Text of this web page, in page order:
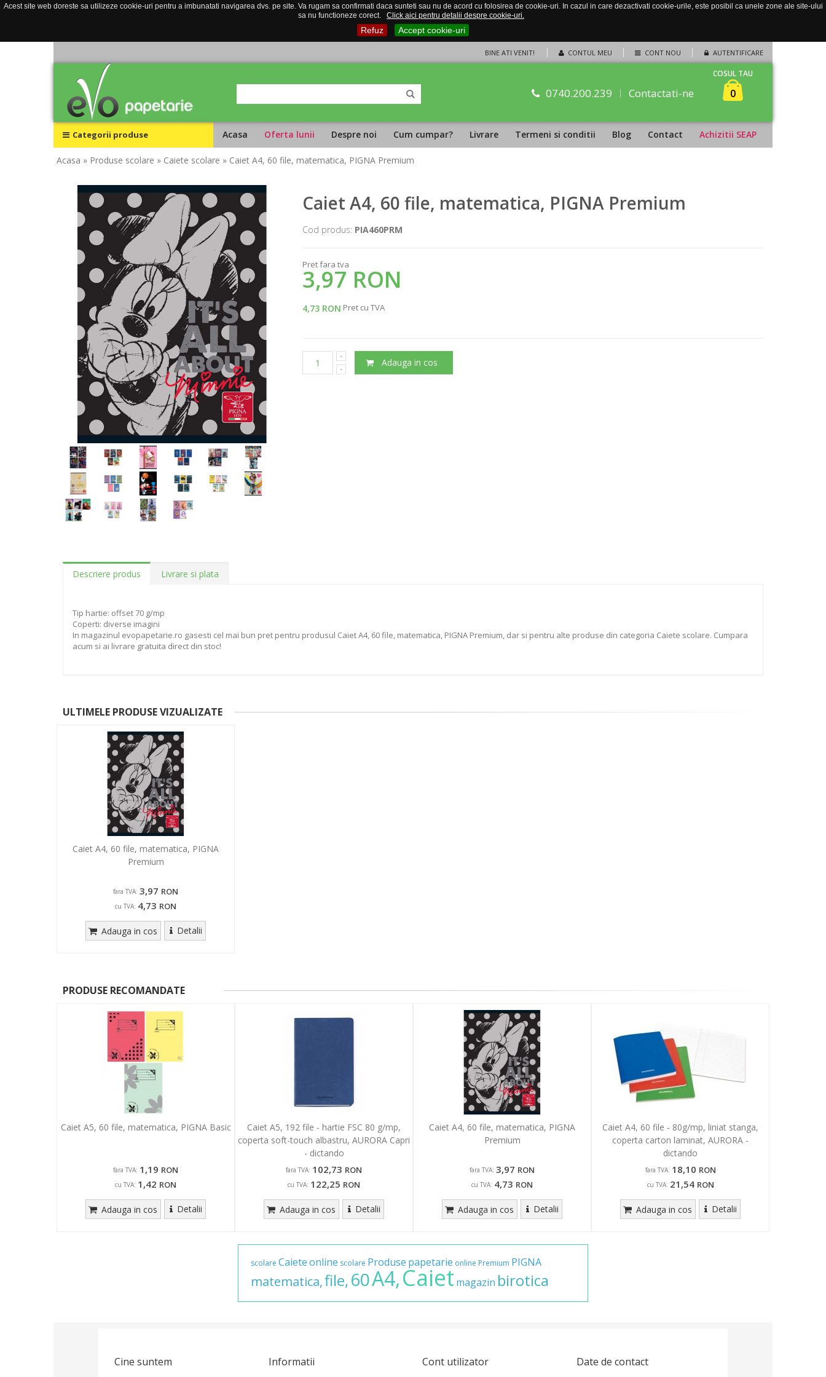
Acest site web doreste sa utilizeze cookie-uri pentru a imbunatati navigarea dvs. pe site. Va rugam sa confirmati daca sunteti sau nu de acord cu folosirea de cookie-uri. In cazul in care dezactivati cookie-urile, este posibil ca unele zone ale site-ului
sa nu functioneze corect.
Click aici pentru detalii despre cookie-uri.
Refuz Accept cookie-uri
CONTUL MEU CONT NOU AUTENTIFICARE
BINE ATI VENIT!
0740.200.239 Contactati-ne
COSUL TAU
0
Categorii produse Acasa Oferta lunii Despre noi Cum cumpar? Livrare Termeni si conditii Blog Contact Achizitii SEAP
Acasa » Produse scolare » Caiete scolare » Caiet A4, 60 file, matematica, PIGNA Premium
Caiet A4, 60 file, matematica, PIGNA Premium
Cod produs: PIA460PRM
Pret fara tva
3,97 RON
4,73 RON Pret cu TVA
Adauga in cos
Descriere produs Livrare si plata
Tip hartie: offset 70 g/mp
Coperti: diverse imagini
In magazinul evopapetarie.ro gasesti cel mai bun pret pentru produsul Caiet A4, 60 file, matematica, PIGNA Premium, dar si pentru alte produse din categoria Caiete scolare. Cumpara
acum si ai livrare gratuita direct din stoc!
ULTIMELE PRODUSE VIZUALIZATE
Caiet A4, 60 file, matematica, PIGNA
Premium
fara TVA: 3,97 RON
cu TVA: 4,73 RON
Adauga in cos Detalii
PRODUSE RECOMANDATE
Caiet A5, 60 file, matematica, PIGNA Basic
fara TVA: 1,19 RON
cu TVA: 1,42 RON
Adauga in cos Detalii
Caiet A5, 192 file - hartie FSC 80 g/mp,
coperta soft-touch albastru, AURORA Capri
- dictando
fara TVA: 102,73 RON
cu TVA: 122,25 RON
Adauga in cos Detalii
Caiet A4, 60 file, matematica, PIGNA
Premium
fara TVA: 3,97 RON
cu TVA: 4,73 RON
Adauga in cos Detalii
Caiet A4, 60 file - 80g/mp, liniat stanga,
coperta carton laminat, AURORA -
dictando
fara TVA: 18,10 RON
cu TVA: 21,54 RON
Adauga in cos Detalii
scolare Caieteonline scolare Produse papetarie online Premium PIGNA
matematica,file,60A4,Caiet magazin birotica
Cine suntem Informatii Cont utilizator Date de contact